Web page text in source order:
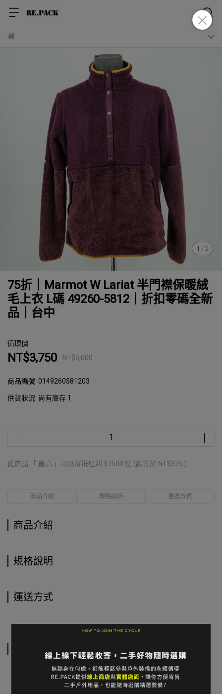
1 /2
75折｜Marmot W Lariat 半門襟保暖絨
毛上衣 L碼 49260-5812｜折扣零碼全新
品｜台中
循環價
NT$3,750 NT$5,000
商品編號:0149260581203
供貨狀況: 尚有庫存 1
此商品 「 最高 」可以折抵紅利 37500 點 (約等於 NT$375 )
商品介紹 規格說明 運送方式
商品介紹
規格說明
運送方式
相關商品